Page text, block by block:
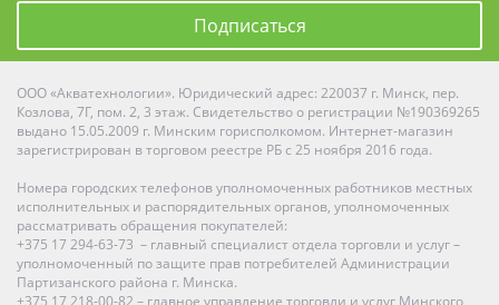
Подписаться
ООО «Акватехнологии». Юридический адрес: 220037 г. Минск, пер.
Козлова, 7Г, пом. 2, 3 этаж. Свидетельство о регистрации №190369265
выдано 15.05.2009 г. Минским горисполкомом. Интернет-магазин
зарегистрирован в торговом реестре РБ с 25 ноября 2016 года.
Номера городских телефонов уполномоченных работников местных
исполнительных и распорядительных органов, уполномоченных
рассматривать обращения покупателей:
+375 17 294-63-73 – главный специалист отдела торговли и услуг –
уполномоченный по защите прав потребителей Администрации
Партизанского района г. Минска.
+375 17 218-00-82 – главное управление торговли и услуг Минского